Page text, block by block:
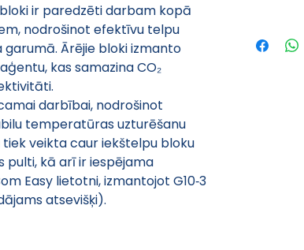
ir paredzēti darbam kopā
nodrošinot efektīvu telpu
garumā. Ārējie bloki izmanto
kas samazina CO₂
darbībai, nodrošinot
temperatūras uzturēšanu
veikta caur iekštelpu bloku
pulti, kā arī ir iespējama
Easy lietotni, izmantojot G10‑3
atsevišķi).